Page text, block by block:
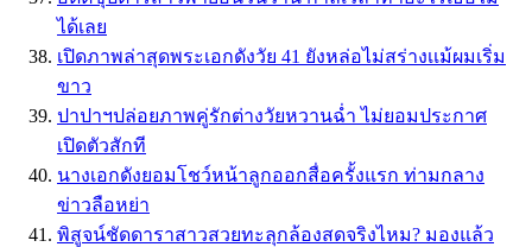
ได้เลย
เปิดภาพล่าสุดพระเอกดังวัย 41 ยังหล่อไม่สร่างเเม้ผมเริ่ม
ขาว
ปาปาฯปล่อยภาพคู่รักต่างวัยหวานฉ่ำ ไม่ยอมประกาศ
เปิดตัวสักที
นางเอกดังยอมโชว์หน้าลูกออกสื่อครั้งแรก ท่ามกลาง
ข่าวลือหย่า
พิสูจน์ชัดดาราสาวสวยทะลุกล้องสดจริงไหม? มองแล้ว